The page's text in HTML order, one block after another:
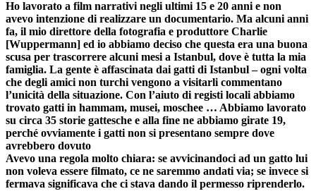
Ho lavorato a film narrativi negli ultimi 15 e 20 anni e non
avevo intenzione di realizzare un documentario. Ma alcuni anni
fa, il mio direttore della fotografia e produttore Charlie
[Wuppermann] ed io abbiamo deciso che questa era una buona
scusa per trascorrere alcuni mesi a Istanbul, dove è tutta la mia
famiglia. La gente è affascinata dai gatti di Istanbul – ogni volta
che degli amici non turchi vengono a visitarli commentano
l’unicità della situazione. Con l’aiuto di registi locali abbiamo
trovato gatti in hammam, musei, moschee … Abbiamo lavorato
su circa 35 storie gattesche e alla fine ne abbiamo girate 19,
perché ovviamente i gatti non si presentano sempre dove
avrebbero dovuto
Avevo una regola molto chiara: se avvicinandoci ad un gatto lui
non voleva essere filmato, ce ne saremmo andati via; se invece si
fermava significava che ci stava dando il permesso riprenderlo.